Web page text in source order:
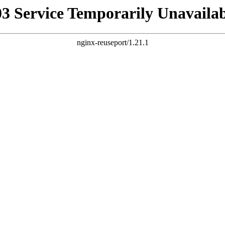
Service Temporarily
nginx-reuseport/1.21.1